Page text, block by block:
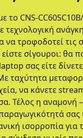
το CNS-
τεχνολογική
να τροφοδοτεί
σίγουροι: θα
σας είτε
ταχύτητα
να κάνετε
Τέλος η αναμονή
ισορροπία για